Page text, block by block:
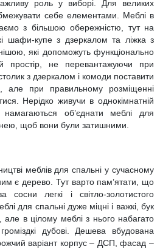
роль у виборі. Для великих
себе елементами. Меблі в
з більшою обережністю, тут на
шафи-купе з дзеркалом та ліжка з
які допоможуть функціонально
простір, не перевантажуючи при
з дзеркалом і комоди поставити
але при правильному розміщенні
Нерідко живучи в однокімнатній
об’єднати меблі для
щоб вони були затишними.
меблів для спальні у сучасному
є дерево. Тут варто пам’ятати, що
легкі і світло-золотистого
для спальні дуже міцні і важкі, бук
але в цілому меблі з нього набагато
дубові. Дешева вбудована
варіант корпус – ДСП, фасад –